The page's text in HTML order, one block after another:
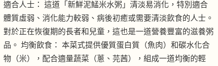
適合人士： 這道「新鮮泥鯭米水粥」清淡易消化，特別適合
體質虛弱、消化能力較弱、病後初癒或需要清淡飲食的人士。
對於正在恢復期的長者和兒童，這也是一道營養豐富的滋養粥
品。 均衡飲食： 本菜式提供優質蛋白質（魚肉）和碳水化合
物（米），配合適量蔬菜（蔥、芫茜），組成一道均衡的輕